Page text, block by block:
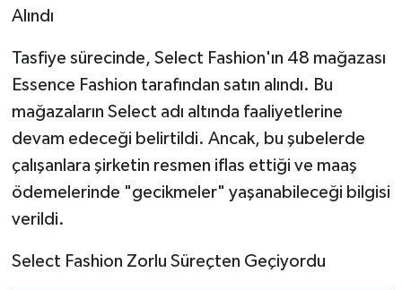
Alındı
Tasfiye sürecinde, Select Fashion'ın 48 mağazası
Essence Fashion tarafından satın alındı. Bu
mağazaların Select adı altında faaliyetlerine
devam edeceği belirtildi. Ancak, bu şubelerde
çalışanlara şirketin resmen iflas ettiği ve maaş
ödemelerinde "gecikmeler" yaşanabileceği bilgisi
verildi.
Select Fashion Zorlu Süreçten Geçiyordu